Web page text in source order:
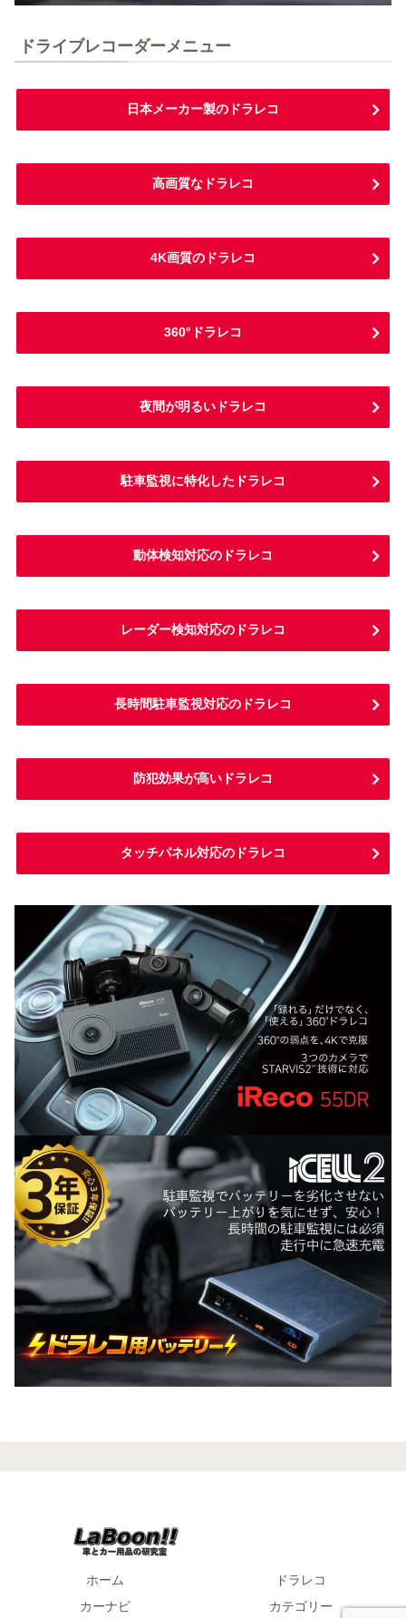
ドライブレコーダーメニュー
日本メーカー製のドラレコ
高画質なドラレコ
4K画質のドラレコ
360°ドラレコ
夜間が明るいドラレコ
駐車監視に特化したドラレコ
動体検知対応のドラレコ
レーダー検知対応のドラレコ
長時間駐車監視対応のドラレコ
防犯効果が高いドラレコ
タッチパネル対応のドラレコ
ホーム
ドラレコ
カーナビ
カテゴリー